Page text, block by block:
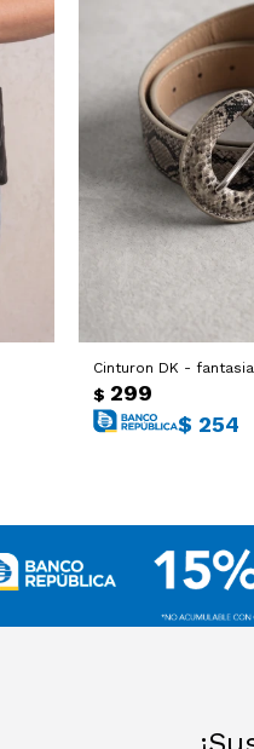
Cinturon DK - fantasia
$ 299
$ 254